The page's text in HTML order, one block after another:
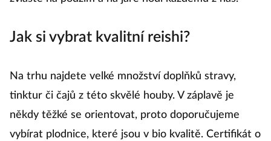
Jak si vybrat kvalitní reishi?
Na trhu najdete velké množství doplňků stravy,
tinktur či čajů z této skvělé houby. V záplavě je
někdy těžké se orientovat, proto doporučujeme
vybírat plodnice, které jsou v bio kvalitě. Certifikát o